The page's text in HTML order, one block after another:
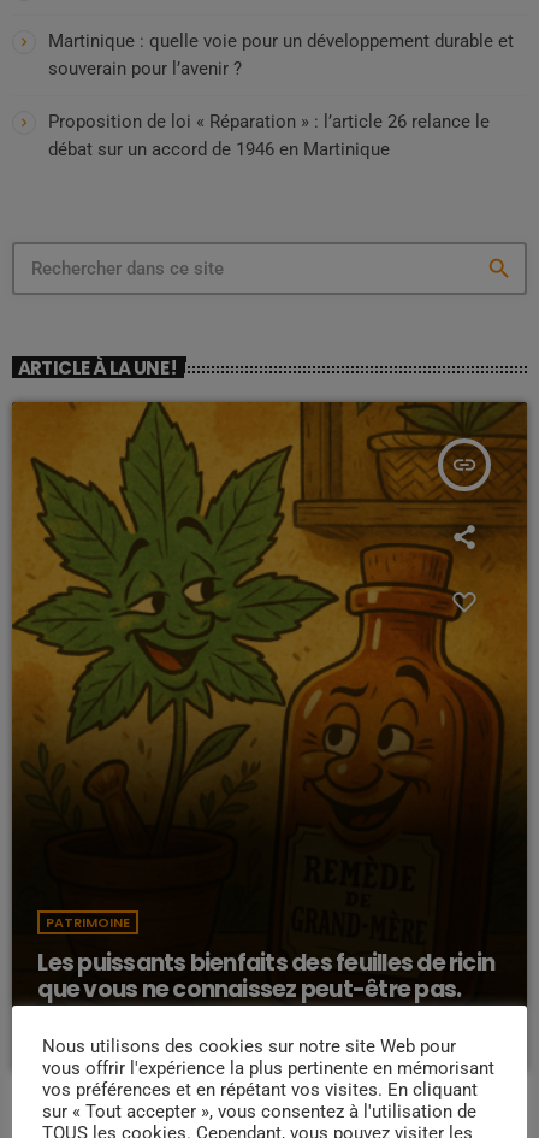
Martinique : quelle voie pour un développement durable et
souverain pour l’avenir ?
Proposition de loi « Réparation » : l’article 26 relance le
débat sur un accord de 1946 en Martinique
search
ARTICLE À LA UNE !
insert_link
PATRIMOINE
Les puissants bienfaits des feuilles de ricin
que vous ne connaissez peut-être pas.
Nous utilisons des cookies sur notre site Web pour
vous offrir l'expérience la plus pertinente en mémorisant
vos préférences et en répétant vos visites. En cliquant
sur « Tout accepter », vous consentez à l'utilisation de
TOUS les cookies. Cependant, vous pouvez visiter les